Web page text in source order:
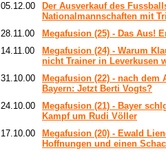
05.12.00
Der Ausverkauf des
Nationalmannschaften mit
28.11.00
Megafusion (25) - Das Aus!
14.11.00
Megafusion (24) - Warum
nicht Trainer in Leverkusen
31.10.00
Megafusion (22) - nach dem
Bayern: Jetzt Berti Vogts?
24.10.00
Megafusion (21) - Bayer
Kampf um Rudi Völler
17.10.00
Megafusion (20) - Ewald
Hoffnungen und einen